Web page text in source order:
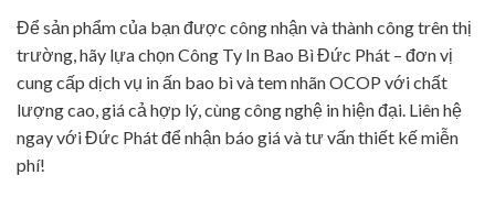
Để sản phẩm của bạn được công nhận và thành công trên thị
trường, hãy lựa chọn Công Ty In Bao Bì Đức Phát – đơn vị
cung cấp dịch vụ in ấn bao bì và tem nhãn OCOP với chất
lượng cao, giá cả hợp lý, cùng công nghệ in hiện đại. Liên hệ
ngay với Đức Phát để nhận báo giá và tư vấn thiết kế miễn
phí!